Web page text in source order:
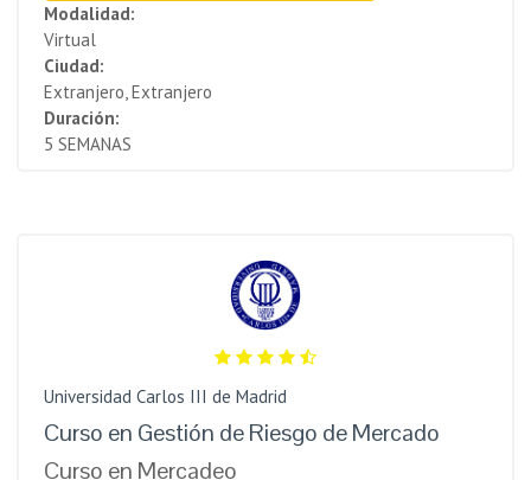
Modalidad:
Virtual
Ciudad:
Extranjero, Extranjero
Duración:
5 SEMANAS
Universidad Carlos III de Madrid
Curso en Gestión de Riesgo de Mercado
Curso en Mercadeo